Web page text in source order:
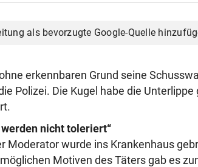
als bevorzugte Google-Quelle
erkennbaren Grund seine
Polizei. Die Kugel habe die
nicht toleriert“
Moderator wurde ins Krankenhaus
Motiven des Täters gab es